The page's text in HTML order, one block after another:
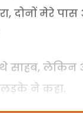
दोनों मेरे
साहब, लेकिन
लड़के ने कहा.